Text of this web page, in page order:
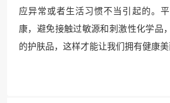
应异常或者生活习惯不当引起的。
康，避免接触过敏源和刺激性化学品
的护肤品，这样才能让我们拥有健康美